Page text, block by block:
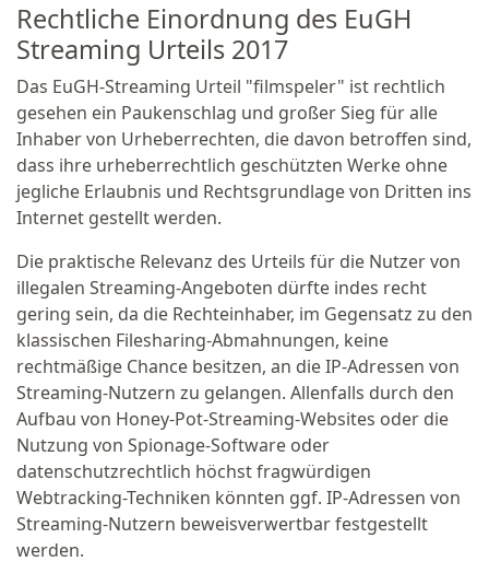
Rechtliche Einordnung des EuGH
Streaming Urteils 2017
Das EuGH-Streaming Urteil "filmspeler" ist rechtlich
gesehen ein Paukenschlag und großer Sieg für alle
Inhaber von Urheberrechten, die davon betroffen sind,
dass ihre urheberrechtlich geschützten Werke ohne
jegliche Erlaubnis und Rechtsgrundlage von Dritten ins
Internet gestellt werden.
Die praktische Relevanz des Urteils für die Nutzer von
illegalen Streaming-Angeboten dürfte indes recht
gering sein, da die Rechteinhaber, im Gegensatz zu den
klassischen Filesharing-Abmahnungen, keine
rechtmäßige Chance besitzen, an die IP-Adressen von
Streaming-Nutzern zu gelangen. Allenfalls durch den
Aufbau von Honey-Pot-Streaming-Websites oder die
Nutzung von Spionage-Software oder
datenschutzrechtlich höchst fragwürdigen
Webtracking-Techniken könnten ggf. IP-Adressen von
Streaming-Nutzern beweisverwertbar festgestellt
werden.